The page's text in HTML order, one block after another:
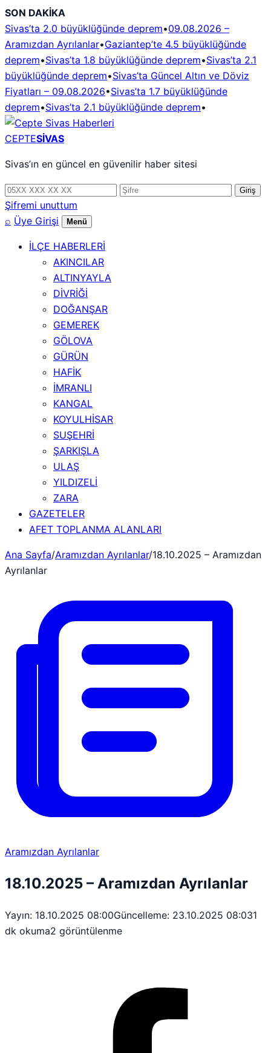
İçeriğe
geç
SON DAKİKA
Sivas’ta 2.0 büyüklüğünde deprem•09.08.2026 –
Aramızdan Ayrılanlar•Gaziantep’te 4.5 büyüklüğünde
deprem•Sivas’ta 1.8 büyüklüğünde deprem•Sivas’ta 2.1
büyüklüğünde deprem•Sivas’ta Güncel Altın ve Döviz
Fiyatları – 09.08.2026•Sivas’ta 1.7 büyüklüğünde
deprem•Sivas’ta 2.1 büyüklüğünde deprem•
CEPTESİVAS
Sivas’ın en güncel en güvenilir haber sitesi
Telefon
numarası
Şifre Giriş
Şifremi unuttum
⌕ Üye Girişi Menü
İLÇE HABERLERİ
AKINCILAR
ALTINYAYLA
DİVRİĞİ
DOĞANŞAR
GEMEREK
GÖLOVA
GÜRÜN
HAFİK
İMRANLI
KANGAL
KOYULHİSAR
SUŞEHRİ
ŞARKIŞLA
ULAŞ
YILDIZELİ
ZARA
GAZETELER
AFET TOPLANMA ALANLARI
Ana Sayfa/Aramızdan Ayrılanlar/18.10.2025 – Aramızdan
Ayrılanlar
Aramızdan Ayrılanlar
18.10.2025 – Aramızdan Ayrılanlar
Yayın: 18.10.2025 08:00Güncelleme: 23.10.2025 08:031
dk okuma2 görüntülenme